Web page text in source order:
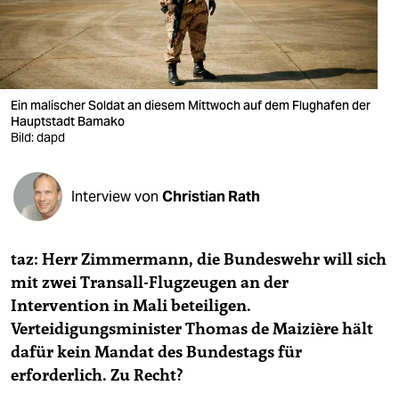
wahrheit
verlag
verlag
veranstaltungen
shop
fragen & hilfe
abo
genossenschaft
epaper login
Ein malischer Soldat an diesem Mittwoch auf dem Flughafen der
Hauptstadt Bamako
Bild: dapd
Interview von Christian Rath
taz: Herr Zimmermann, die Bundeswehr will sich
mit zwei Transall-Flugzeugen an der
Intervention in Mali beteiligen.
Verteidigungsminister Thomas de Maizière hält
dafür kein Mandat des Bundestags für
erforderlich. Zu Recht?